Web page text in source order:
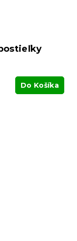
Do Košíka